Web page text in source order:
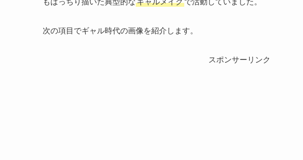
もばっちり描いた典型的なギャルメイクで活動していました。
次の項目でギャル時代の画像を紹介します。
スポンサーリンク